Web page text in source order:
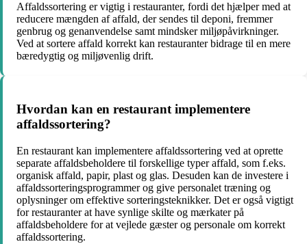
Affaldssortering er vigtig i restauranter, fordi det hjælper med at
reducere mængden af affald, der sendes til deponi, fremmer
genbrug og genanvendelse samt mindsker miljøpåvirkninger.
Ved at sortere affald korrekt kan restauranter bidrage til en mere
bæredygtig og miljøvenlig drift.
Hvordan kan en restaurant implementere
affaldssortering?
En restaurant kan implementere affaldssortering ved at oprette
separate affaldsbeholdere til forskellige typer affald, som f.eks.
organisk affald, papir, plast og glas. Desuden kan de investere i
affaldssorteringsprogrammer og give personalet træning og
oplysninger om effektive sorteringsteknikker. Det er også vigtigt
for restauranter at have synlige skilte og mærkater på
affaldsbeholdere for at vejlede gæster og personale om korrekt
affaldssortering.